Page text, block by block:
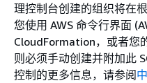
理控制台创建的组织将在
您使用 AWS 命令行界面
CloudFormation，或者您
则必须手动创建并附加此
控制的更多信息，请参阅